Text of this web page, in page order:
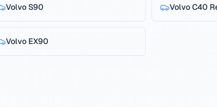
Volvo S90 Volvo C40
Volvo EX90